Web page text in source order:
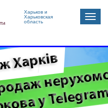
Харьков и
Харьковская
область
Toggle